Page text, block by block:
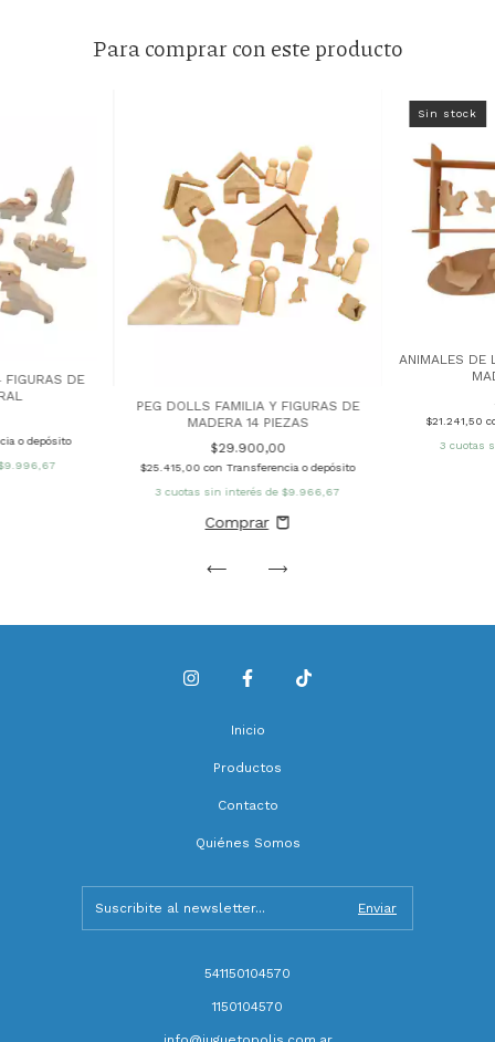
Para comprar con este producto
FIGURAS DE
o depósito
PEG DOLLS FAMILIA Y FIGURAS DE
MADERA 14 PIEZAS
$29.900,00
$25.415,00con Transferencia o depósito
3 cuotas sin interés de $9.966,67
Sin stock
ANIMALES DE
$21.241,50
3 cuotas
Inicio
Productos
Contacto
Quiénes Somos
541150104570
1150104570